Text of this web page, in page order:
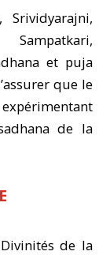
et puja
que le
de la
de la